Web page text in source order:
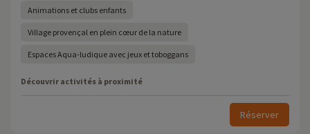
Animations et clubs enfants
Village provençal en plein cœur de la nature
Espaces Aqua-ludique avec jeux et toboggans
Découvrir activités à proximité
Réserver